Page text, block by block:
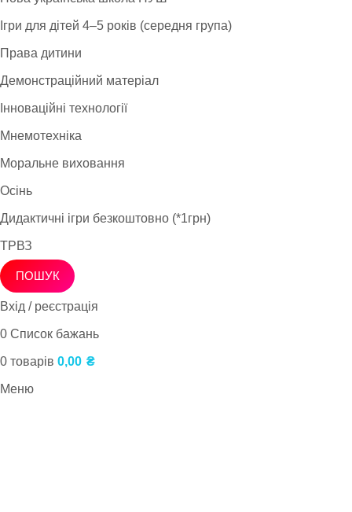
Ігри для дітей 4–5 років (середня група)
Права дитини
Демонстраційний матеріал
Інноваційні технології
Мнемотехніка
Моральне виховання
Осінь
Дидактичні ігри безкоштовно (*1грн)
ТРВЗ
ПОШУК
Вхід / реєстрація
0 Список бажань
0 товарів 0,00 ₴
Меню